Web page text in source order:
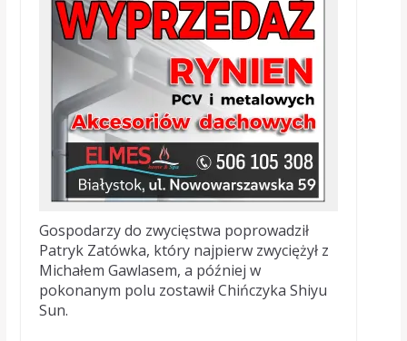
Gospodarzy do zwycięstwa poprowadził
Patryk Zatówka, który najpierw zwyciężył z
Michałem Gawlasem, a później w
pokonanym polu zostawił Chińczyka Shiyu
Sun.